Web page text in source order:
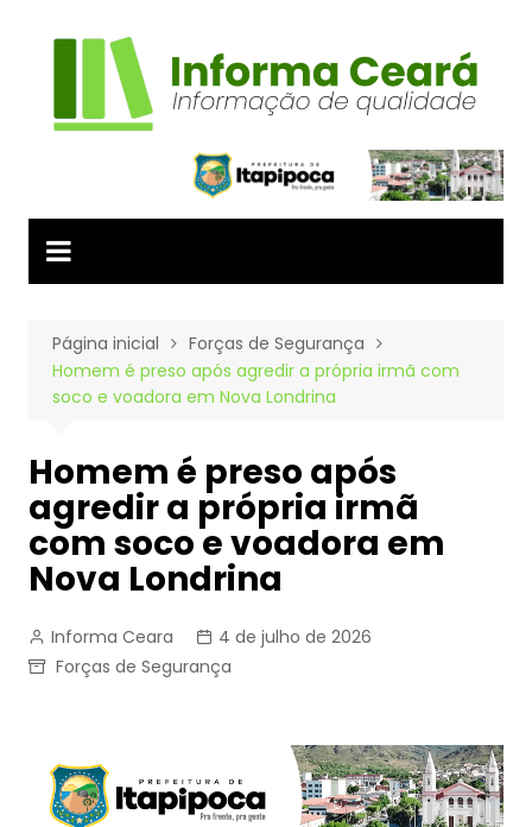
Página inicial
Forças de Segurança
Homem é preso após agredir a própria irmã com
soco e voadora em Nova Londrina
Homem é preso após
agredir a própria irmã
com soco e voadora em
Nova Londrina
Informa Ceara
4 de julho de 2026
Forças de Segurança